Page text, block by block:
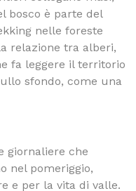
bosco è parte del
nelle foreste
relazione tra alberi,
fa leggere il territorio
sfondo, come una
giornaliere che
nel pomeriggio,
e per la vita di valle.